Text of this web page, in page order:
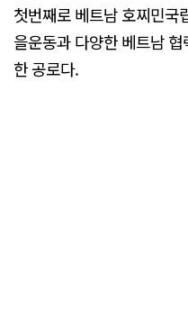
첫번째로 베트남 호찌민국
을운동과 다양한 베트남
한 공로다.